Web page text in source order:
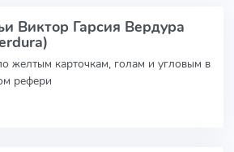
Виктор Гарсия Вердура
желтым карточкам, голам и угловым в
рефери